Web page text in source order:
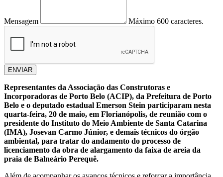
Mensagem Máximo 600 caracteres.
ENVIAR
Representantes da Associação das Construtoras e
Incorporadoras de Porto Belo (ACIP), da Prefeitura de Porto
Belo e o deputado estadual Emerson Stein participaram nesta
quarta-feira, 20 de maio, em Florianópolis, de reunião com o
presidente do Instituto do Meio Ambiente de Santa Catarina
(IMA), Josevan Carmo Júnior, e demais técnicos do órgão
ambiental, para tratar do andamento do processo de
licenciamento da obra de alargamento da faixa de areia da
praia de Balneário Perequê.